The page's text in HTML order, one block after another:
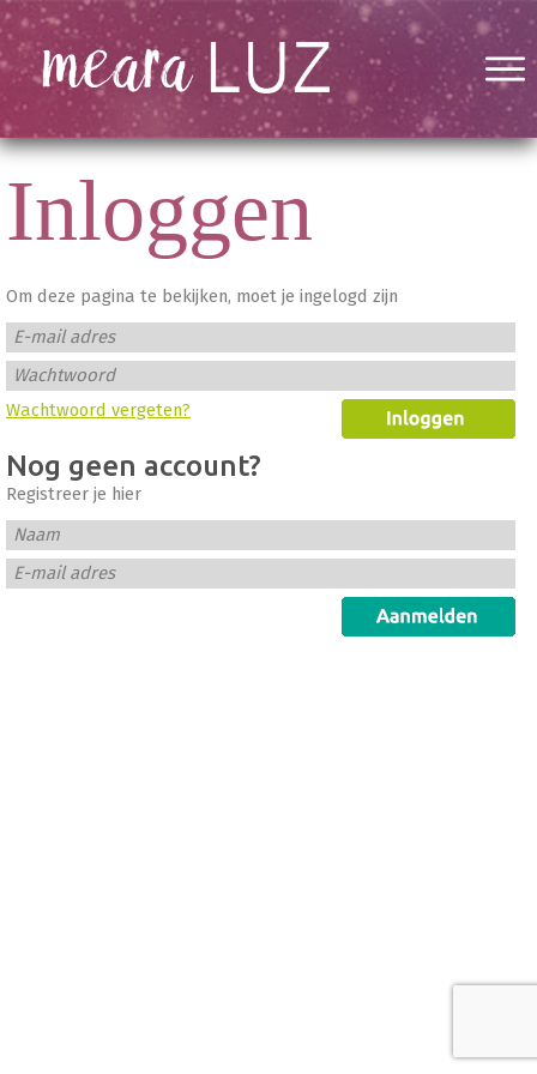
Inloggen
Om deze pagina te bekijken, moet je ingelogd zijn
E-mail adres
Wachtwoord
Wachtwoord vergeten?
Nog geen account?
Registreer je hier
Naam
E-mail adres